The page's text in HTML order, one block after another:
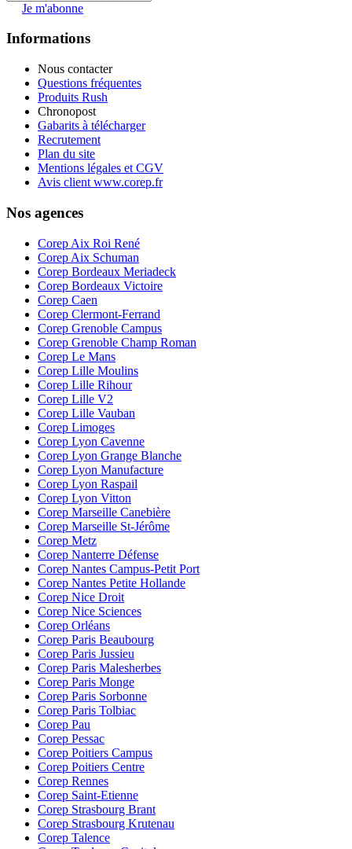
Je m'abonne
Informations
Nous contacter
Questions fréquentes
Produits Rush
Chronopost
Gabarits à télécharger
Recrutement
Plan du site
Mentions légales et CGV
Avis client www.corep.fr
Nos agences
Corep Aix Roi René
Corep Aix Schuman
Corep Bordeaux Meriadeck
Corep Bordeaux Victoire
Corep Caen
Corep Clermont-Ferrand
Corep Grenoble Campus
Corep Grenoble Champ Roman
Corep Le Mans
Corep Lille Moulins
Corep Lille Rihour
Corep Lille V2
Corep Lille Vauban
Corep Limoges
Corep Lyon Cavenne
Corep Lyon Grange Blanche
Corep Lyon Manufacture
Corep Lyon Raspail
Corep Lyon Vitton
Corep Marseille Canebière
Corep Marseille St-Jérôme
Corep Metz
Corep Nanterre Défense
Corep Nantes Campus-Petit Port
Corep Nantes Petite Hollande
Corep Nice Droit
Corep Nice Sciences
Corep Orléans
Corep Paris Beaubourg
Corep Paris Jussieu
Corep Paris Malesherbes
Corep Paris Monge
Corep Paris Sorbonne
Corep Paris Tolbiac
Corep Pau
Corep Pessac
Corep Poitiers Campus
Corep Poitiers Centre
Corep Rennes
Corep Saint-Etienne
Corep Strasbourg Brant
Corep Strasbourg Krutenau
Corep Talence